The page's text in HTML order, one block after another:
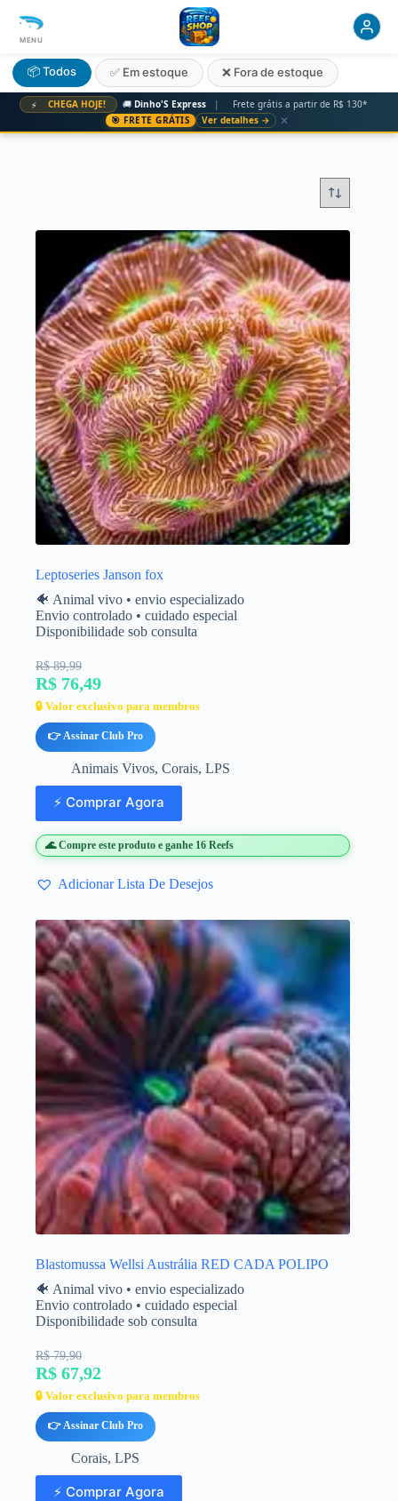
⚡ CHEGA HOJE! 🚚 Dinho'S Express |
Frete grátis a partir de R$ 130*
🎯 FRETE GRÁTIS
Ver detalhes → ✕
MENU
📦 Todos ✅ Em estoque ❌ Fora de estoque
Leptoseries Janson fox
🐠 Animal vivo • envio especializado
Envio controlado • cuidado especial
Disponibilidade sob consulta
R$ 89,99
R$ 76,49
🔒 Valor exclusivo para membros
👉 Assinar Club Pro
Animais Vivos, Corais, LPS
⚡ Comprar Agora
🌊 Compre este produto e ganhe 16 Reefs
Adicionar Lista De Desejos
Blastomussa Wellsi Austrália RED CADA POLIPO
🐠 Animal vivo • envio especializado
Envio controlado • cuidado especial
Disponibilidade sob consulta
R$ 79,90
R$ 67,92
🔒 Valor exclusivo para membros
👉 Assinar Club Pro
Corais, LPS
⚡ Comprar Agora